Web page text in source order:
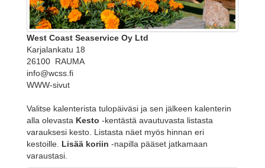
West Coast Seaservice Oy Ltd
Karjalankatu 18
26100 RAUMA
info@wcss.fi
WWW-sivut
Valitse kalenterista tulopäiväsi ja sen jälkeen kalenterin
alla olevasta Kesto -kentästä avautuvasta listasta
varauksesi kesto. Listasta näet myös hinnan eri
kestoille. Lisää koriin -napilla pääset jatkamaan
varaustasi.